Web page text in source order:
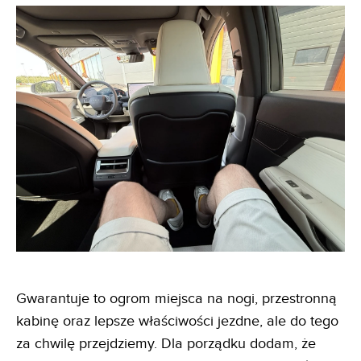
Gwarantuje to ogrom miejsca na nogi, przestronną
kabinę oraz lepsze właściwości jezdne, ale do tego
za chwilę przejdziemy. Dla porządku dodam, że